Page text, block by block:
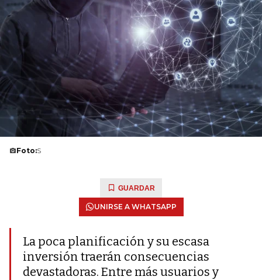
Foto:S
GUARDAR
UNIRSE A WHATSAPP
La poca planificación y su escasa
inversión traerán consecuencias
devastadoras. Entre más usuarios y